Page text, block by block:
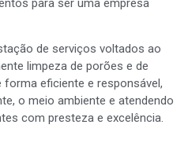
para ser uma empresa
de serviços voltados ao
limpeza de porões e de
eficiente e responsável,
o meio ambiente e atendendo
com presteza e excelência.